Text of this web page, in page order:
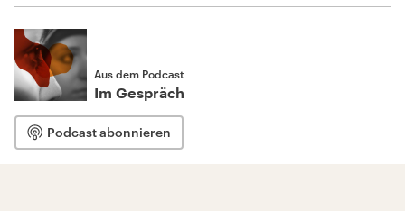
Aus dem Podcast
Im Gespräch
Podcast abonnieren